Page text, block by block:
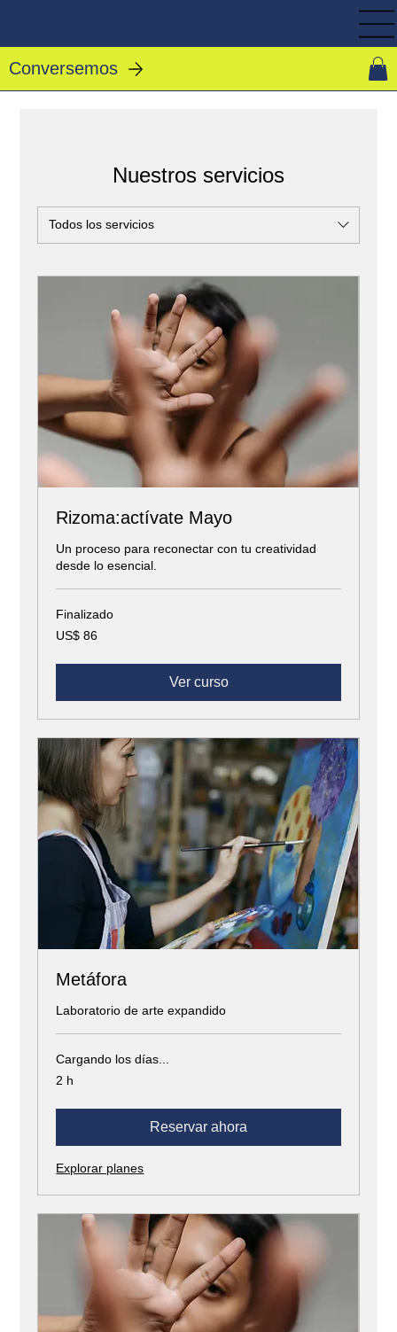
Conversemos
Nuestros servicios
Todos los servicios
Rizoma:actívate Mayo
Un proceso para reconectar con tu creatividad
desde lo esencial.
Finalizado
86
dólares
US$ 86
Ver curso
Metáfora
Laboratorio de arte expandido
Cargando los días...
2 h
Reservar ahora
Explorar planes